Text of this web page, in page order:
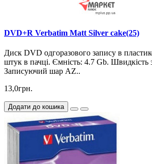
DVD+R Verbatim Matt Silver cake(25)
Диск DVD одгоразового запису в
штук в пачці. Ємність: 4.7 Gb. Швидкість
Записуючий шар AZ..
13,0грн.
Додати до кошика